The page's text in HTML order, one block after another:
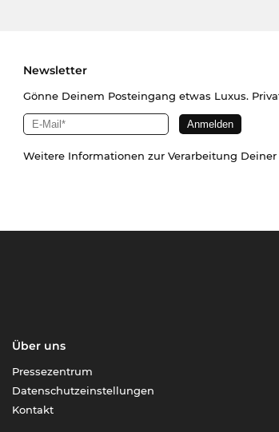
Newsletter
Gönne Deinem Posteingang etwas Luxus.
Weitere Informationen zur Verarbeitung
Über uns
Pressezentrum
Datenschutzeinstellungen
Kontakt